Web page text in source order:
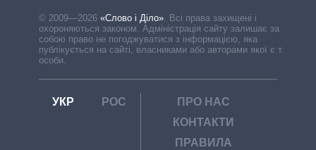
© 2009—2026 «Слово і Діло»
Всі права захищені і
охороняються законом. Адміністрація сайту залишає за
собою право не погоджуватися з інформацією, яка
публікується на сайті, власниками або авторами якої є треті
особи.
УКР РОС
ПРО НАС
КОНТАКТИ
ПРАВИЛА